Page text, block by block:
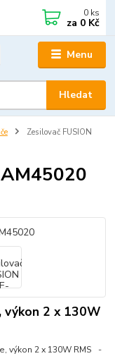
Menu
Hledat
0 ks
za 0 Kč
Zesilovač FUSION
výkon 2 x 130W
výkon 2 x 130W RMS -